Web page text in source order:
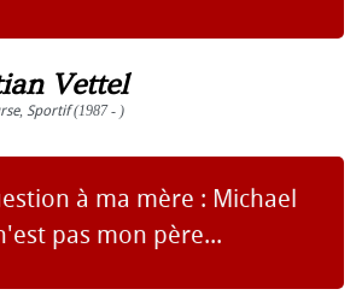
Vettel
, Sportif(1987 - )
à ma mère : Michael
pas mon père...